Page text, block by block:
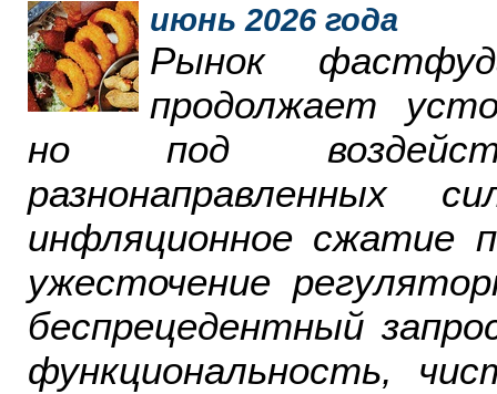
июнь 2026 года
Рынок
продолжает
но под
инфляционное сжатие
ужесточение
беспрецедентный
функциональность,